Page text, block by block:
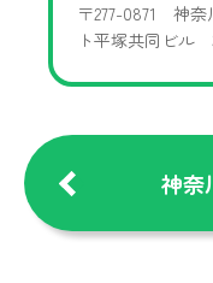
〒277-0871 神
ト平塚共同ビル
神奈